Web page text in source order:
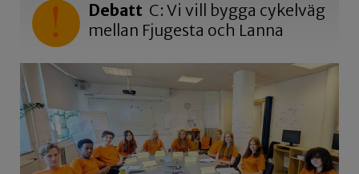
Debatt C: Vi vill bygga cykelväg
mellan Fjugesta och Lanna